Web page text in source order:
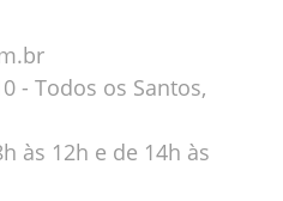
- Todos os Santos,
às 12h e de 14h às